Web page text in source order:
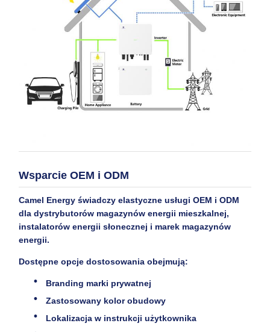
Wsparcie OEM i ODM
Camel Energy świadczy elastyczne usługi OEM i ODM
dla dystrybutorów magazynów energii mieszkalnej,
instalatorów energii słonecznej i marek magazynów
energii.
Dostępne opcje dostosowania obejmują:
Branding marki prywatnej
Zastosowany kolor obudowy
Lokalizacja w instrukcji użytkownika